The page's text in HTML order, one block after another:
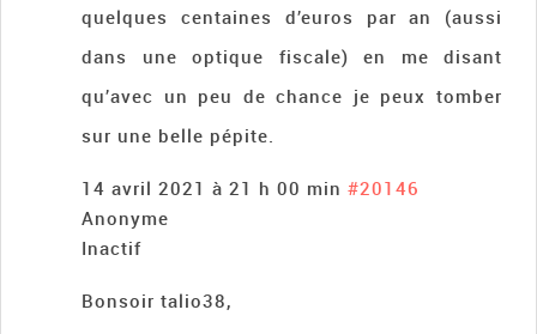
quelques centaines d’euros par an (aussi
dans une optique fiscale) en me disant
qu’avec un peu de chance je peux tomber
sur une belle pépite.
14 avril 2021 à 21 h 00 min #20146
Anonyme
Inactif
Bonsoir talio38,